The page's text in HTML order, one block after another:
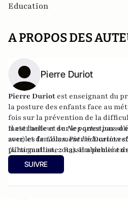
Education
A PROPOS DES
Pierre Duriot
Pierre Duriot est enseignant du
la posture des enfants face au
fois sur la prévention de la
maternelle et sur les questions
avec les familles. Pierre Duriot
parti gaulliste : Rassemblement
Il est l'auteur deNe portez pas
2012) et deComment l’éducation
(L’harmattan, 2013). Il a publié
prof, du côté obscur de l'éducation
2015).
SUIVRE